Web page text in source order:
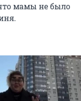
что мамы не было